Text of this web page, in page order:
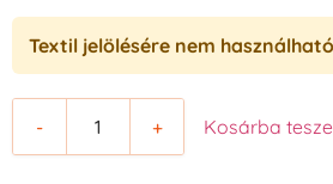
Textil jelölésére nem
- + Kosárba